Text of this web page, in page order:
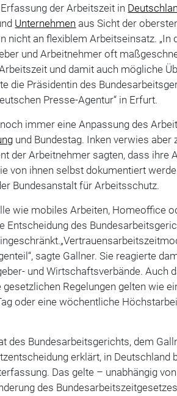
der Arbeitszeit in
Unternehmen aus Sicht der
nicht an flexiblem Arbeitseinsatz. „In
und Arbeitnehmer oft
und damit auch mögliche
die Präsidentin des
Presse-Agentur“ in Erfurt.
immer eine Anpassung des
und Bundestag. Inken verwies aber
der Arbeitnehmer sagten, dass ihre
von ihnen selbst dokumentiert
Bundesanstalt für Arbeitsschutz.
wie mobiles Arbeiten, Homeoffice
Entscheidung des
sagte Gallner. Sie reagierte
und Wirtschaftsverbände. Auch
Regelungen gelten wie
oder eine wöchentliche
des Bundesarbeitsgerichts, dem
erklärt, in Deutschland
Das gelte – unabhängig
des